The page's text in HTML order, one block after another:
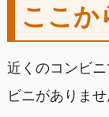
ここか
近くのコンビ
ビニがありませ